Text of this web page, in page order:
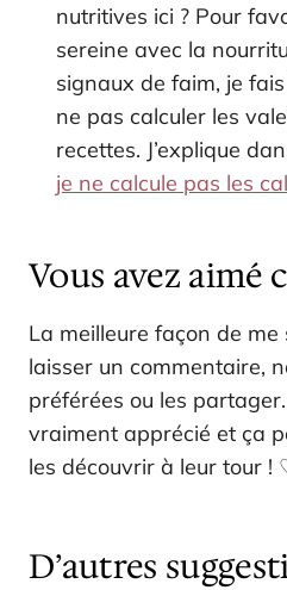
nutritives ici ? Pour
sereine avec la
signaux de faim, je
ne pas calculer les
recettes. J’explique
je ne calcule pas les
Vous avez aimé
La meilleure façon de me
laisser un commentaire,
préférées ou les partager.
vraiment apprécié et ça
les découvrir à leur tour !
D’autres